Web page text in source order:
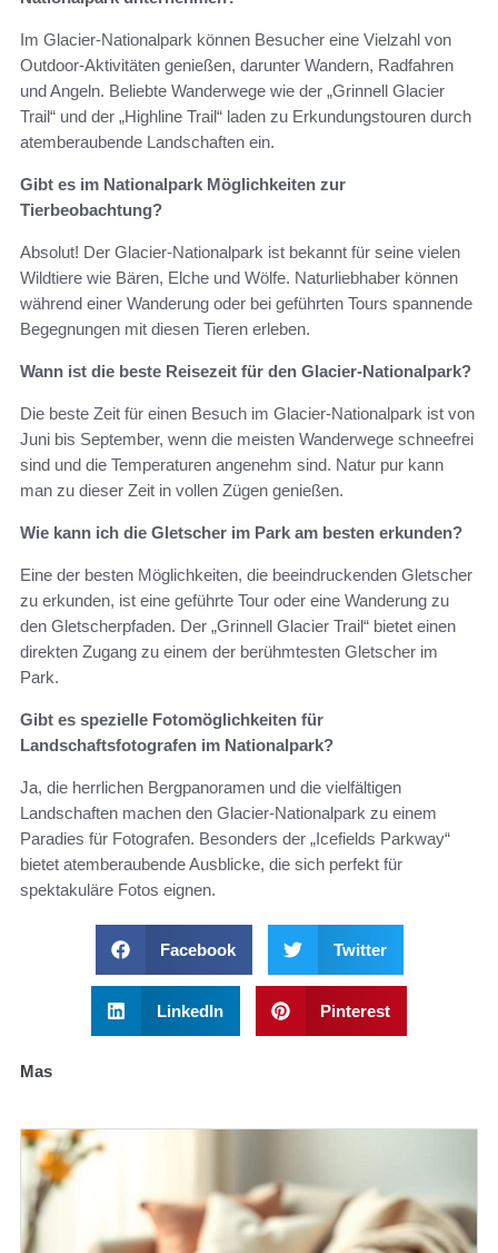
Im Glacier-Nationalpark können Besucher eine Vielzahl von
Outdoor-Aktivitäten genießen, darunter Wandern, Radfahren
und Angeln. Beliebte Wanderwege wie der „Grinnell Glacier
Trail“ und der „Highline Trail“ laden zu Erkundungstouren durch
atemberaubende Landschaften ein.
Gibt es im Nationalpark Möglichkeiten zur
Tierbeobachtung?
Absolut! Der Glacier-Nationalpark ist bekannt für seine vielen
Wildtiere wie Bären, Elche und Wölfe. Naturliebhaber können
während einer Wanderung oder bei geführten Tours spannende
Begegnungen mit diesen Tieren erleben.
Wann ist die beste Reisezeit für den Glacier-Nationalpark?
Die beste Zeit für einen Besuch im Glacier-Nationalpark ist von
Juni bis September, wenn die meisten Wanderwege schneefrei
sind und die Temperaturen angenehm sind. Natur pur kann
man zu dieser Zeit in vollen Zügen genießen.
Wie kann ich die Gletscher im Park am besten erkunden?
Eine der besten Möglichkeiten, die beeindruckenden Gletscher
zu erkunden, ist eine geführte Tour oder eine Wanderung zu
den Gletscherpfaden. Der „Grinnell Glacier Trail“ bietet einen
direkten Zugang zu einem der berühmtesten Gletscher im
Park.
Gibt es spezielle Fotomöglichkeiten für
Landschaftsfotografen im Nationalpark?
Ja, die herrlichen Bergpanoramen und die vielfältigen
Landschaften machen den Glacier-Nationalpark zu einem
Paradies für Fotografen. Besonders der „Icefields Parkway“
bietet atemberaubende Ausblicke, die sich perfekt für
spektakuläre Fotos eignen.
Facebook Twitter
LinkedIn Pinterest
Mas